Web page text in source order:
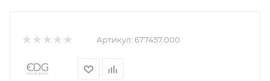
Артикул: 677457.000